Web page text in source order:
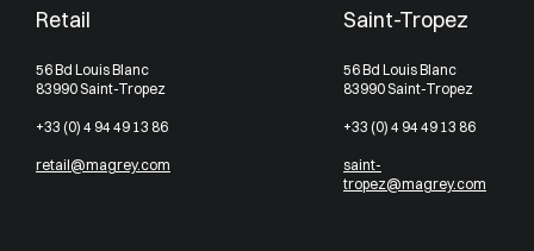
Retail
56 Bd Louis Blanc
83990 Saint-Tropez
+33 (0) 4 94 49 13 86
retail@magrey.com
Saint-Tropez
56 Bd Louis Blanc
83990 Saint-Tropez
+33 (0) 4 94 49 13 86
saint-
tropez@magrey.com